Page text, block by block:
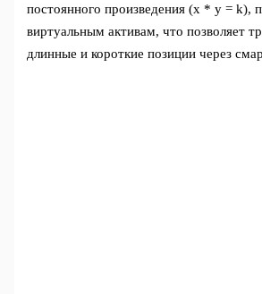
постоянного произведения (x * y = k),
виртуальным активам, что позволяет
длинные и короткие позиции через